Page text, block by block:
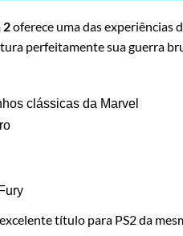
2oferece uma das experiências
perfeitamente sua guerra
clássicas da Marvel
título para PS2 da